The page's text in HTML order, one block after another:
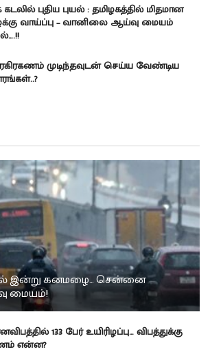
புதிய புயல் : தமிழகத்தில் மிதமான
வாய்ப்பு – வானிலை ஆய்வு மையம்
முடிந்தவுடன் செய்ய வேண்டிய
இன்று கனமழை… சென்னை
மையம்!
133 பேர் உயிரிழப்பு… விபத்துக்கு
என்ன?